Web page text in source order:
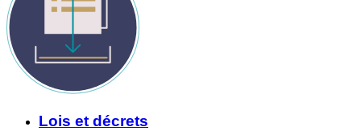
Lois et décrets